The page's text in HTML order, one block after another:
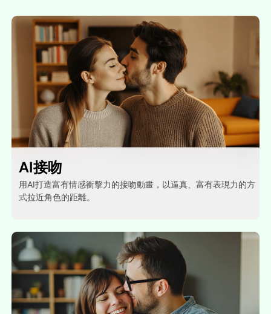
AI接吻
用AI打造富有情感衝擊力的接吻動畫，以逼真、富有表現力的方
式拉近角色的距離。